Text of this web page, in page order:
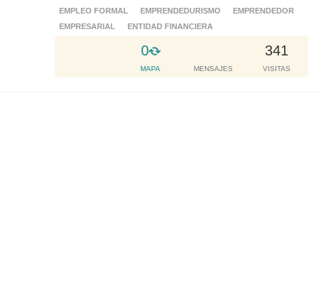
EMPLEO FORMAL
EMPRENDEDURISMO
EMPRENDEDOR
EMPRESARIAL
ENTIDAD FINANCIERA
0
L
o
a
MAPA MENSAJES
341
VISITAS